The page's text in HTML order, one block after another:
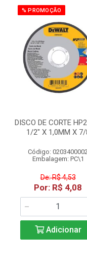
% PROMOÇÃO
DISCO DE CORTE
1/2" X 1,0MM X 7/
Código:
Embalagem: PC\1
De: R$ 4,53
Por: R$ 4,08
Adicionar